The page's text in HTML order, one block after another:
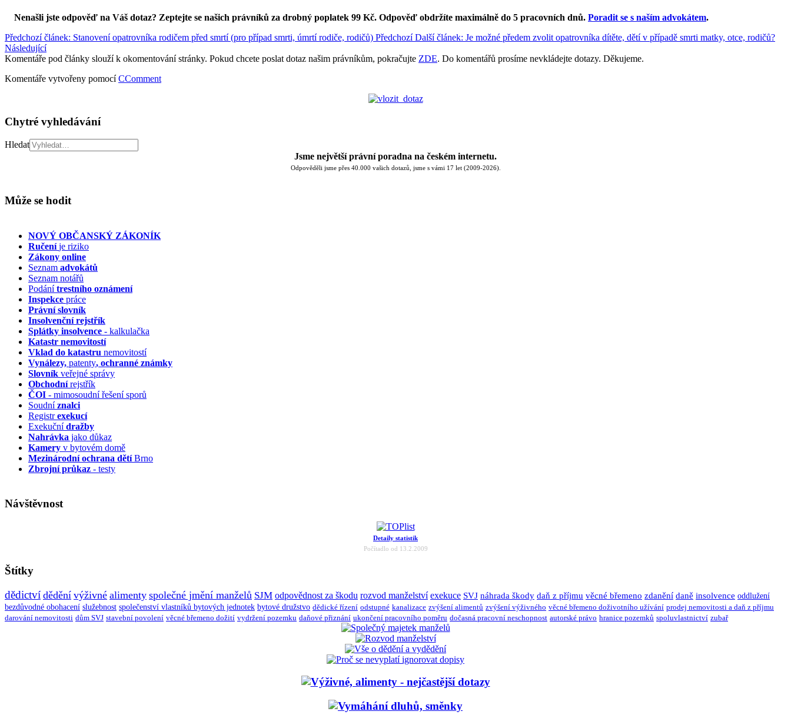
Nenašli jste odpověď na Váš dotaz? Zeptejte se našich právníků za drobný poplatek 99 Kč. Odpověď obdržíte maximálně do 5 pracovních dnů. Poradit se s naším advokátem.
Předchozí článek: Stanovení opatrovníka rodičem před smrtí (pro případ smrti, úmrtí rodiče, rodičů) Předchozí Další článek: Je možné předem zvolit opatrovníka dítěte, dětí v případě smrti matky, otce, rodičů?
Následující
Komentáře pod články slouží k okomentování stránky. Pokud chcete poslat dotaz našim právníkům, pokračujte ZDE. Do komentářů prosíme nevkládejte dotazy. Děkujeme.
Komentáře vytvořeny pomocíCComment
Chytré vyhledávání
Hledat
Jsme největší právní poradna na českém internetu.
Odpověděli jsme přes 40.000 vašich dotazů, jsme s vámi 17 let (2009-2026).
Může se hodit
NOVÝ OBČANSKÝ ZÁKONÍK
Ručeníje riziko
Zákony online
Seznam advokátů
Seznam notářů
Podánítrestního oznámení
Inspekce práce
Právní slovník
Insolvenčnírejstřík
Splátky insolvence - kalkulačka
Katastr nemovitostí
Vklad do katastru nemovitostí
Vynálezy, patenty, ochranné známky
Slovník veřejné správy
Obchodnírejstřík
ČOI - mimosoudní řešení sporů
Soudníznalci
Registrexekucí
Exekučnídražby
Nahrávka jako důkaz
Kamery v bytovém domě
Mezinárodní ochrana dětíBrno
Zbrojní průkaz - testy
Návštěvnost
Detaily statistik
Počítadlo od 13.2.2009
Štítky
dědictví dědění výživné alimenty společné jmění manželů SJM odpovědnost za škodu rozvod manželství exekuce SVJ náhrada škody daň z příjmu věcné břemeno zdanění daně insolvence oddlužení
bezdůvodné obohacení služebnost společenství vlastníků bytových jednotek bytové družstvo dědické řízení odstupné kanalizace zvýšení alimentů zvýšení výživného věcné břemeno doživotního užívání prodej nemovitosti a daň z příjmu
darování nemovitosti dům SVJ stavební povolení věcné břemeno dožití vydržení pozemku daňové přiznání ukončení pracovního poměru dočasná pracovní neschopnost autorské právo hranice pozemků spoluvlastnictví zubař